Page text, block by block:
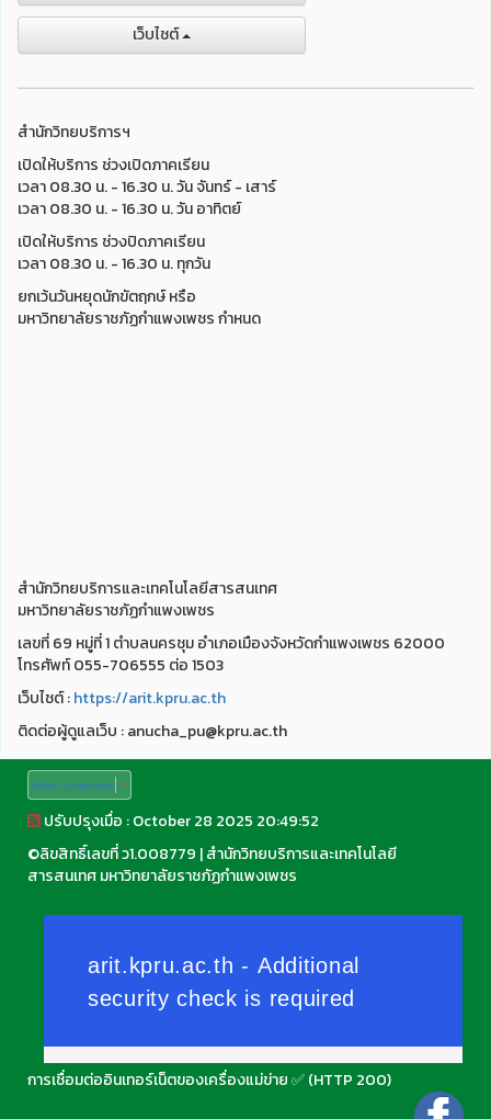
เว็บไชต์
สำนักวิทยบริการฯ
เปิดให้บริการ ช่วงเปิดภาคเรียน
เวลา 08.30 น. - 16.30 น. วัน จันทร์ - เสาร์
เวลา 08.30 น. - 16.30 น. วัน อาทิตย์
เปิดให้บริการ ช่วงปิดภาคเรียน
เวลา 08.30 น. - 16.30 น. ทุกวัน
ยกเว้นวันหยุดนักขัตฤกษ์ หรือ
มหาวิทยาลัยราชภัฏกำแพงเพชร กำหนด
สำนักวิทยบริการและเทคโนโลยีสารสนเทศ
มหาวิทยาลัยราชภัฏกำแพงเพชร
เลขที่ 69 หมู่ที่ 1 ตำบลนครชุม อำเภอเมืองจังหวัดกำแพงเพชร 62000
โทรศัพท์ 055-706555 ต่อ 1503
เว็บไชต์ :https://arit.kpru.ac.th
ติดต่อผู้ดูแลเว็บ : anucha_pu@kpru.ac.th
Select Language ▼
ปรับปรุงเมื่อ : October 28 2025 20:49:52
©ลิขสิทธิ์เลขที่ ว1.008779 |สำนักวิทยบริการและเทคโนโลยี
สารสนเทศ มหาวิทยาลัยราชภัฏกำแพงเพชร
การเชื่อมต่ออินเทอร์เน็ตของเครื่องแม่ข่าย ✅ (HTTP 200)